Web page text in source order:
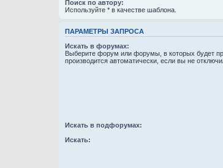
Поиск по автору:
Используйте * в качестве шаблона.
ПАРАМЕТРЫ ЗАПРОСА
Искать в форумах:
Выберите форум или форумы, в которых будет
производится автоматически, если вы не
Искать в подфорумах:
Искать: